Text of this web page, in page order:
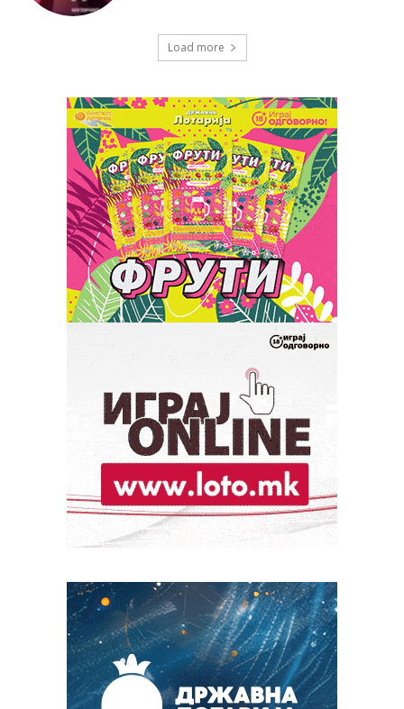
Load more